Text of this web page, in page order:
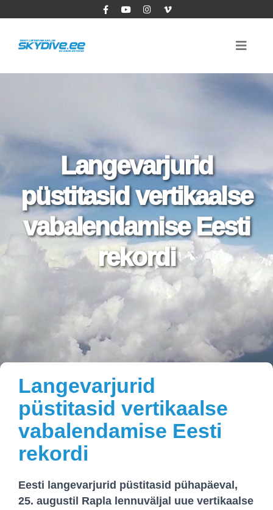
Langevarjurid
püstitasid vertikaalse
vabalendamise Eesti
rekordi
Langevarjurid
püstitasid vertikaalse
vabalendamise Eesti
rekordi
Eesti langevarjurid püstitasid pühapäeval,
25. augustil Rapla lennuväljal uue vertikaalse